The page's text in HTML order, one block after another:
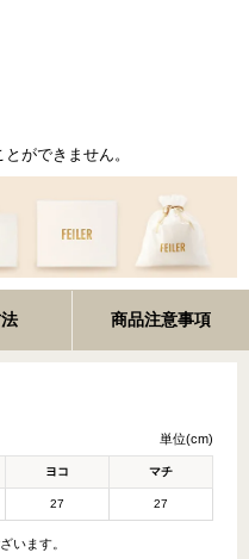
ができません。
商品注意事項
単位(cm)
ヨコ マチ
27 27
います。